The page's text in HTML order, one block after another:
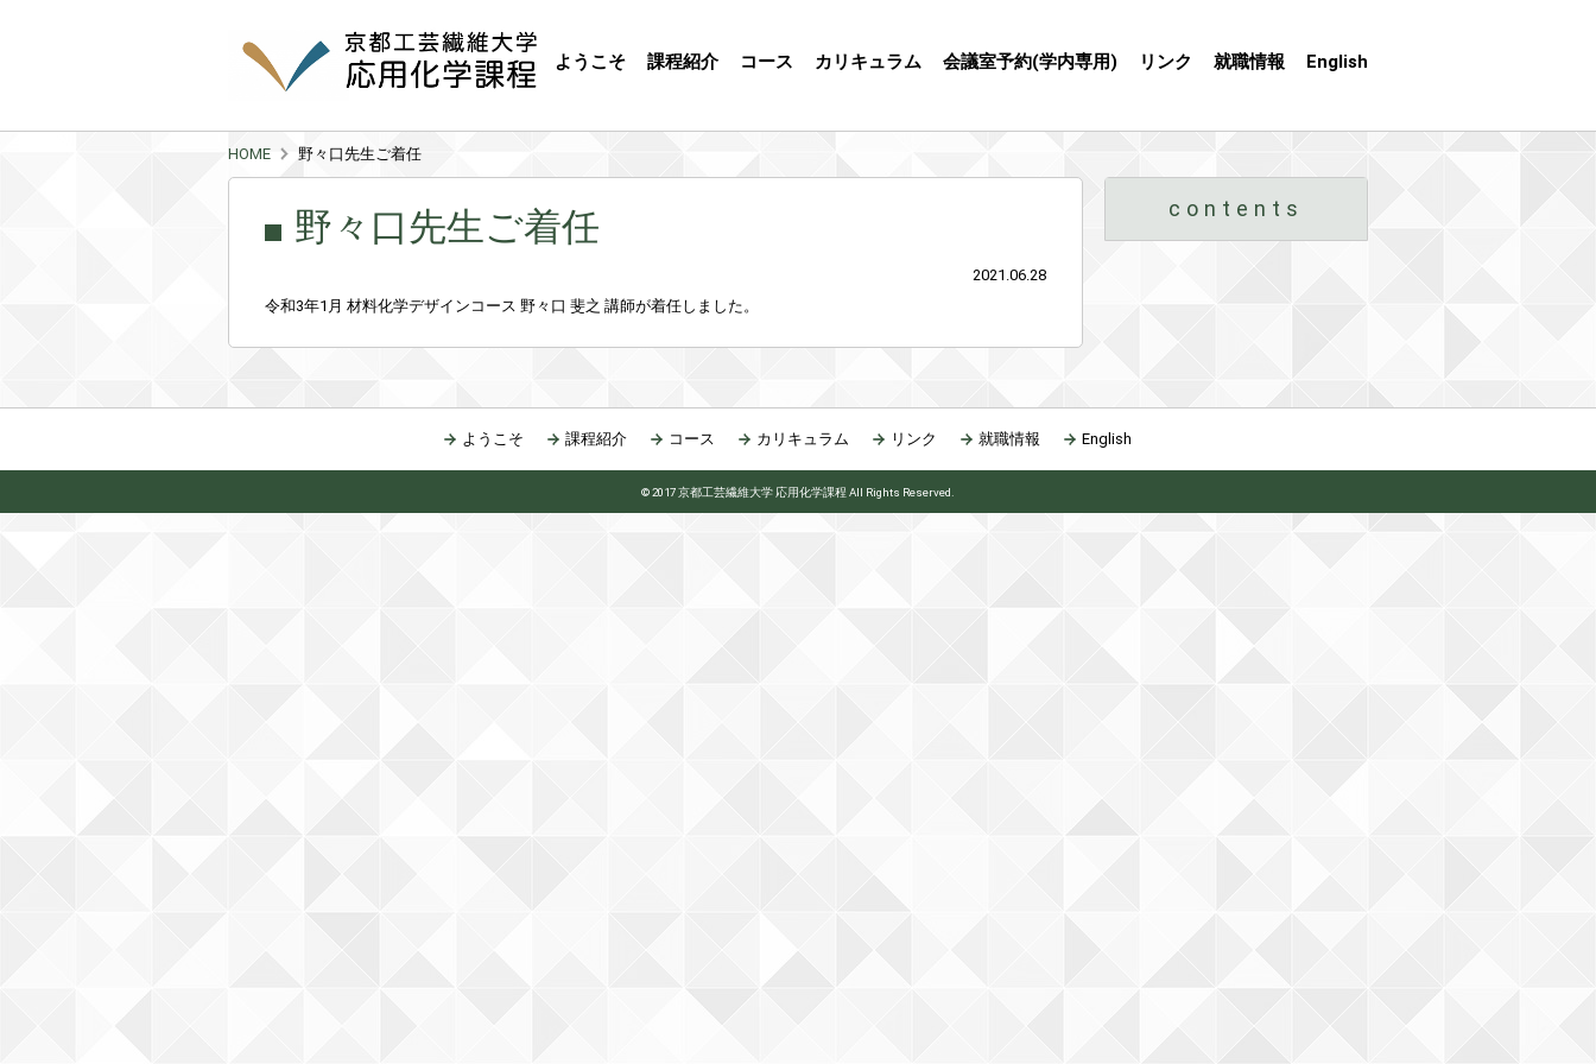
ようこそ 課程紹介 コース カリキュラム 会議室予約(学内専用) リンク 就職情報 English
HOME 野々口先生ご着任
野々口先生ご着任
2021.06.28
令和3年1月 材料化学デザインコース 野々口 斐之 講師が着任しました。
contents
ようこそ 課程紹介 コース カリキュラム リンク 就職情報 English
© 2017 京都工芸繊維大学 応用化学課程 All Rights Reserved.